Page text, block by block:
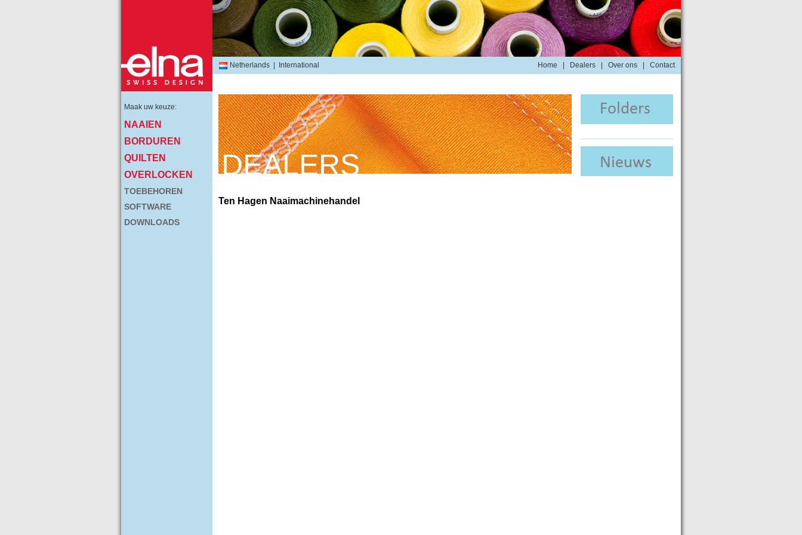
Netherlands International Home Dealers Over ons Contact
Maak uw keuze:
NAAIEN
BORDUREN
QUILTEN
OVERLOCKEN
TOEBEHOREN
SOFTWARE
DOWNLOADS
DEALERS
Ten Hagen Naaimachinehandel